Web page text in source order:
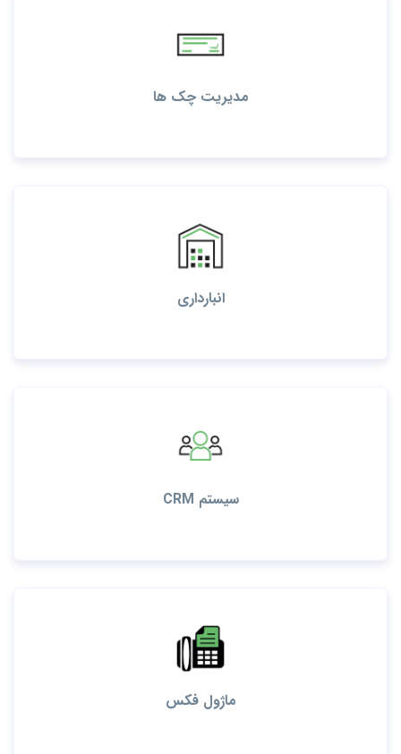
مدیریت چک ها
انبارداری
CRM سیستم
ماژول فکس